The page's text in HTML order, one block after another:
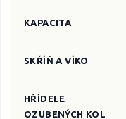
KAPACITA
SKŘÍŇ A VÍKO
HŘÍDELE
OZUBENÝCH KOL